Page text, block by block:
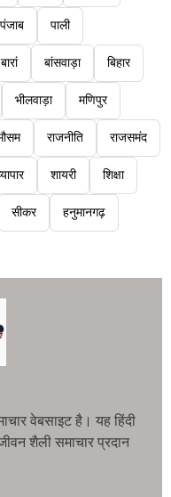
पंजाब पाली
बारां बांसवाड़ा बिहार
भीलवाड़ा मणिपुर
राजनीति राजसमंद
शायरी शिक्षा
सीकर हनुमानगढ़
वेबसाइट है। यह हिंदी
शैली समाचार प्रदान